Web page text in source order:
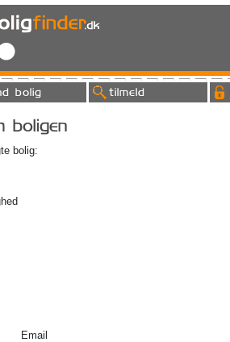
bolig tilmeld
boligen
bolig:
Email